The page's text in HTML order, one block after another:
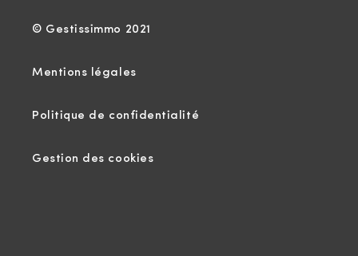
© Gestissimmo 2021
Mentions légales
Politique de confidentialité
Gestion des cookies